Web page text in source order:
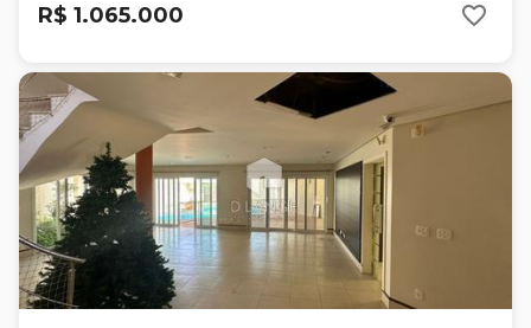
R$ 1.065.000